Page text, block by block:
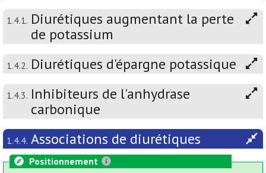
1.4.1. Diurétiques augmentant la perte
de potassium
1.4.2. Diurétiques d'épargne potassique
1.4.3. Inhibiteurs de l'anhydrase
carbonique
1.4.4. Associations de diurétiques
Positionnement